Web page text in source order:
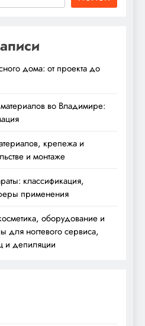
дома: от проекта до
во Владимире:
крепежа и
и монтаже
классификация,
применения
оборудование и
для ногтевого сервиса,
и депиляции